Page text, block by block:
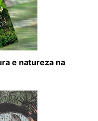
e natureza na